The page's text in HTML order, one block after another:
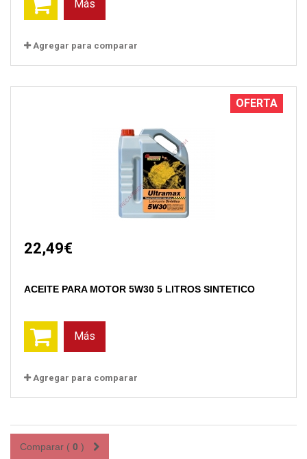
Más
Agregar para comparar
OFERTA
22,49€
ACEITE PARA MOTOR 5W30 5 LITROS SINTETICO
Más
Agregar para comparar
Comparar ( 0 )